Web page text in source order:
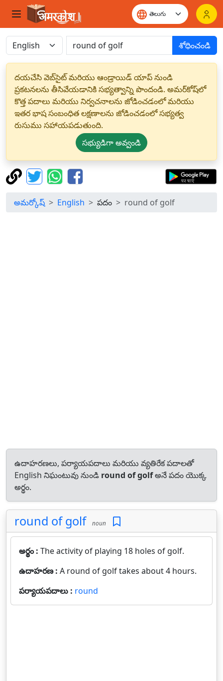
శోధించండి
దయచేసి వెబ్‌సైట్ మరియు ఆండ్రాయిడ్ యాప్ నుండి
ప్రకటనలను తీసివేయడానికి సభ్యత్వాన్ని పొందండి. అమర్‌కోష్‌లో
కొత్త పదాలు మరియు నిర్వచనాలను జోడించడంలో మరియు
ఇతర భాష సంబంధిత లక్షణాలను జోడించడంలో సభ్యత్వ
రుసుము సహాయపడుతుంది.
సభ్యుడిగా అవ్వండి
అమర్కోష్ English పదం round of golf
ఉదాహరణలు, పర్యాయపదాలు మరియు వ్యతిరేక పదాలతో
English నిఘంటువు నుండి round of golfఅనే పదం యొక్క
అర్థం.
round of golf noun
అర్థం : The activity of playing 18 holes of golf.
ఉదాహరణ : A round of golf takes about 4 hours.
పర్యాయపదాలు : round